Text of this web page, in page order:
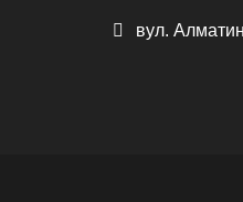
вул.